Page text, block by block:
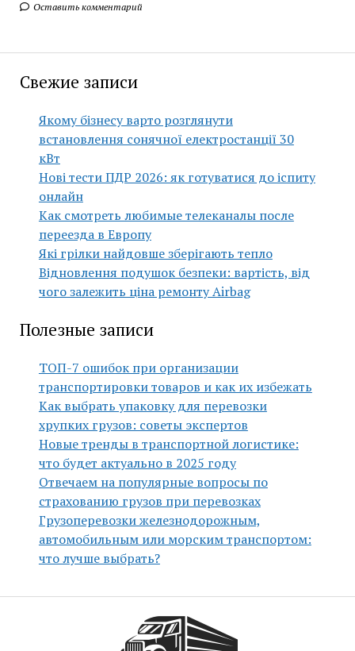
Оставить комментарий
Свежие записи
Якому бізнесу варто розглянути
встановлення сонячної електростанції 30
кВт
Нові тести ПДР 2026: як готуватися до іспиту
онлайн
Как смотреть любимые телеканалы после
переезда в Европу
Які грілки найдовше зберігають тепло
Відновлення подушок безпеки: вартість, від
чого залежить ціна ремонту Airbag
Полезные записи
ТОП-7 ошибок при организации
транспортировки товаров и как их избежать
Как выбрать упаковку для перевозки
хрупких грузов: советы экспертов
Новые тренды в транспортной логистике:
что будет актуально в 2025 году
Отвечаем на популярные вопросы по
страхованию грузов при перевозках
Грузоперевозки железнодорожным,
автомобильным или морским транспортом:
что лучше выбрать?